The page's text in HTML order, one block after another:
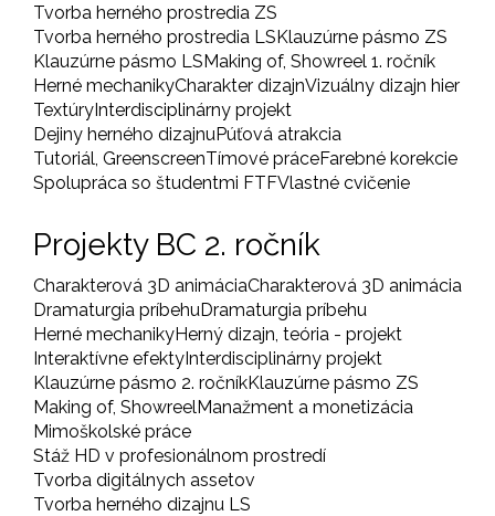
Tvorba herného prostredia ZS
Tvorba herného prostredia LSKlauzúrne pásmo ZS
Klauzúrne pásmo LSMaking of, Showreel 1. ročník
Herné mechanikyCharakter dizajnVizuálny dizajn hier
TextúryInterdisciplinárny projekt
Dejiny herného dizajnuPúťová atrakcia
Tutoriál, GreenscreenTímové práceFarebné korekcie
Spolupráca so študentmi FTFVlastné cvičenie
Projekty BC 2. ročník
Charakterová 3D animáciaCharakterová 3D animácia
Dramaturgia príbehuDramaturgia príbehu
Herné mechanikyHerný dizajn, teória - projekt
Interaktívne efektyInterdisciplinárny projekt
Klauzúrne pásmo 2. ročníkKlauzúrne pásmo ZS
Making of, ShowreelManažment a monetizácia
Mimoškolské práce
Stáž HD v profesionálnom prostredí
Tvorba digitálnych assetov
Tvorba herného dizajnu LS